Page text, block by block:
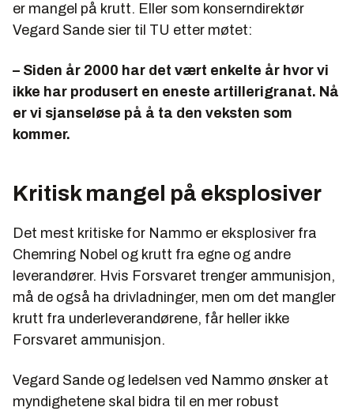
er mangel på krutt. Eller som konserndirektør
Vegard Sande sier til TU etter møtet:
– Siden år 2000 har det vært enkelte år hvor vi
ikke har produsert en eneste artillerigranat. Nå
er vi sjanseløse på å ta den veksten som
kommer.
Kritisk mangel på eksplosiver
Det mest kritiske for Nammo er eksplosiver fra
Chemring Nobel og krutt fra egne og andre
leverandører. Hvis Forsvaret trenger ammunisjon,
må de også ha drivladninger, men om det mangler
krutt fra underleverandørene, får heller ikke
Forsvaret ammunisjon.
Vegard Sande og ledelsen ved Nammo ønsker at
myndighetene skal bidra til en mer robust